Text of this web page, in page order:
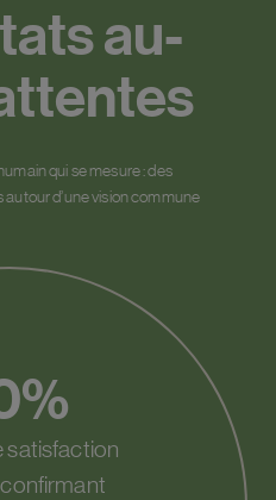
au-
qui se mesure : des
d’une vision commune
satisfaction